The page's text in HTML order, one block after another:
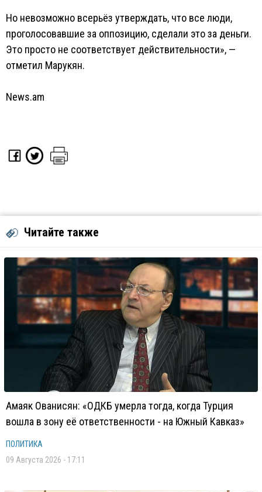
Но невозможно всерьёз утверждать, что все люди,
проголосовавшие за оппозицию, сделали это за деньги.
Это просто не соответствует действительности», —
отметил Марукян.
News.am
Читайте также
Амаяк Ованисян: «ОДКБ умерла тогда, когда Турция
вошла в зону её ответственности - на Южный Кавказ»
ПОЛИТИКА
09 Августа 2026 - 17:11